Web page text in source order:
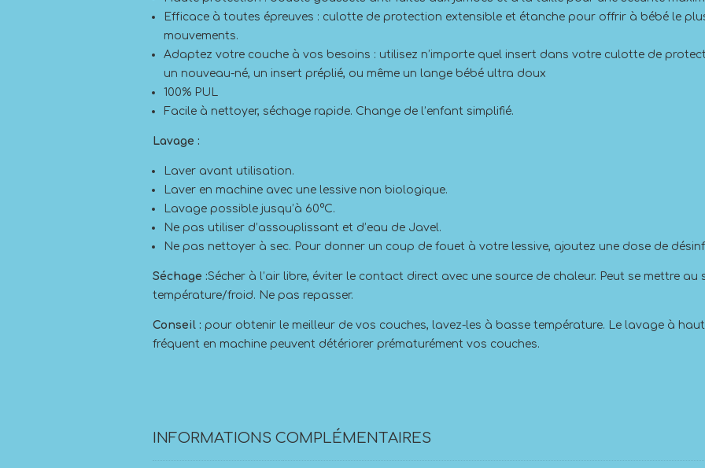
Efficace à toutes épreuves : culotte de protection extensible et étanche pour offrir à bébé le
mouvements.
Adaptez votre couche à vos besoins : utilisez n’importe quel insert dans votre culotte de
un nouveau-né, un insert préplié, ou même un lange bébé ultra doux
100% PUL
Facile à nettoyer, séchage rapide. Change de l’enfant simplifié.
Lavage :
Laver avant utilisation.
Laver en machine avec une lessive non biologique.
Lavage possible jusqu’à 60°C.
Ne pas utiliser d’assouplissant et d’eau de Javel.
Ne pas nettoyer à sec. Pour donner un coup de fouet à votre lessive, ajoutez une dose de
Séchage :Sécher à l’air libre, éviter le contact direct avec une source de chaleur. Peut se mettre au
température/froid. Ne pas repasser.
Conseil : pour obtenir le meilleur de vos couches, lavez-les à basse température. Le lavage à
fréquent en machine peuvent détériorer prématurément vos couches.
INFORMATIONS COMPLÉMENTAIRES